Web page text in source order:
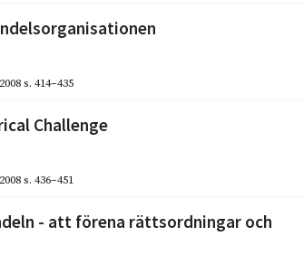
s. 414–435
Challenge
s. 436–451
- att förena rättsordningar och